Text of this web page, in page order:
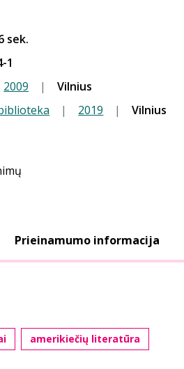
sek.
1
2009 |
Vilnius
| 2019 | Vilnius
Prieinamumo informacija
amerikiečių literatūra